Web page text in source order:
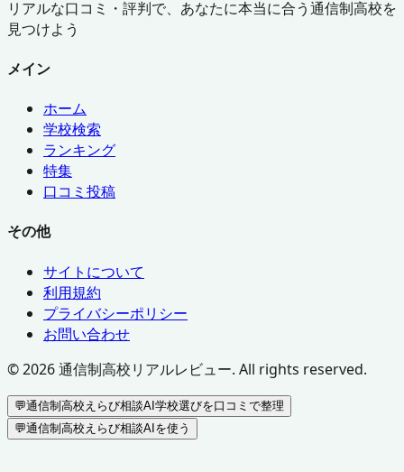
リアルな口コミ・評判で、あなたに本当に合う通信制高校を
見つけよう
メイン
ホーム
学校検索
ランキング
特集
口コミ投稿
その他
サイトについて
利用規約
プライバシーポリシー
お問い合わせ
©2026通信制高校リアルレビュー. All rights reserved.
💬通信制高校えらび相談AI学校選びを口コミで整理
💬通信制高校えらび相談AIを使う